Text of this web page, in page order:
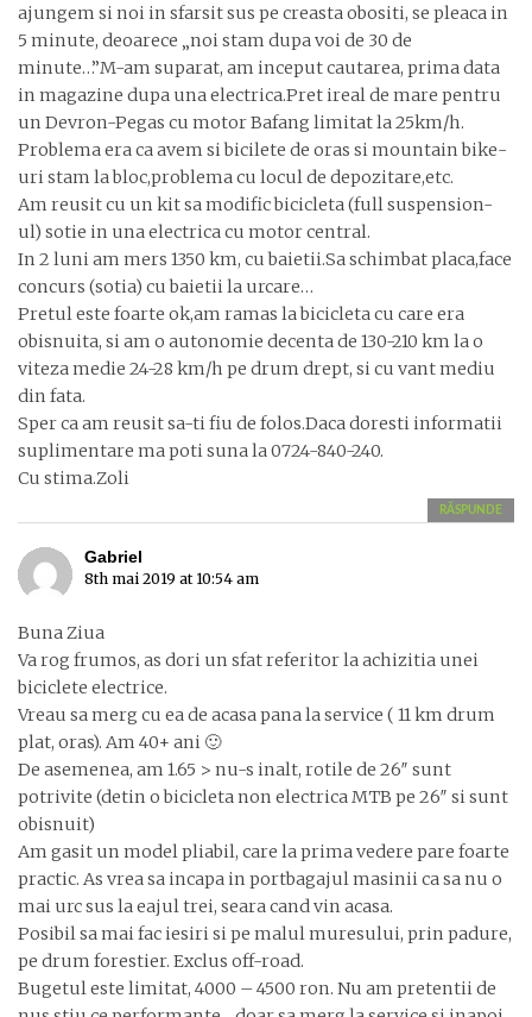
ajungem si noi in sfarsit sus pe creasta obositi, se pleaca in
5 minute, deoarece „noi stam dupa voi de 30 de
minute…”M-am suparat, am inceput cautarea, prima data
in magazine dupa una electrica.Pret ireal de mare pentru
un Devron-Pegas cu motor Bafang limitat la 25km/h.
Problema era ca avem si bicilete de oras si mountain bike-
uri stam la bloc,problema cu locul de depozitare,etc.
Am reusit cu un kit sa modific bicicleta (full suspension-
ul) sotie in una electrica cu motor central.
In 2 luni am mers 1350 km, cu baietii.Sa schimbat placa,face
concurs (sotia) cu baietii la urcare…
Pretul este foarte ok,am ramas la bicicleta cu care era
obisnuita, si am o autonomie decenta de 130-210 km la o
viteza medie 24-28 km/h pe drum drept, si cu vant mediu
din fata.
Sper ca am reusit sa-ti fiu de folos.Daca doresti informatii
suplimentare ma poti suna la 0724-840-240.
Cu stima.Zoli
RĂSPUNDE
Gabriel
8th mai 2019 at 10:54 am
Buna Ziua
Va rog frumos, as dori un sfat referitor la achizitia unei
biciclete electrice.
Vreau sa merg cu ea de acasa pana la service ( 11 km drum
plat, oras). Am 40+ ani 🙂
De asemenea, am 1.65 > nu-s inalt, rotile de 26″ sunt
potrivite (detin o bicicleta non electrica MTB pe 26″ si sunt
obisnuit)
Am gasit un model pliabil, care la prima vedere pare foarte
practic. As vrea sa incapa in portbagajul masinii ca sa nu o
mai urc sus la eajul trei, seara cand vin acasa.
Posibil sa mai fac iesiri si pe malul muresului, prin padure,
pe drum forestier. Exclus off-road.
Bugetul este limitat, 4000 – 4500 ron. Nu am pretentii de